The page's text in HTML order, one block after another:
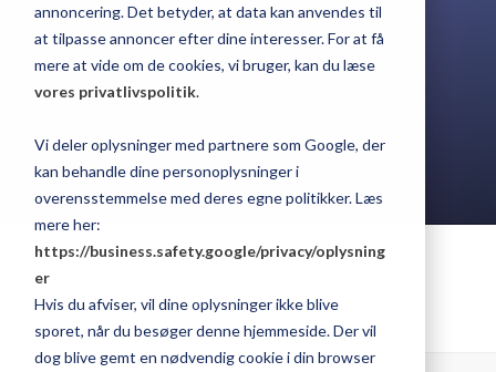
annoncering. Det betyder, at data kan anvendes til
at tilpasse annoncer efter dine interesser. For at få
mere at vide om de cookies, vi bruger, kan du læse
vores privatlivspolitik.
Vi deler oplysninger med partnere som Google, der
kan behandle dine personoplysninger i
overensstemmelse med deres egne politikker. Læs
mere her:
https://business.safety.google/privacy/oplysning
er
Hvis du afviser, vil dine oplysninger ikke blive
sporet, når du besøger denne hjemmeside. Der vil
dog blive gemt en nødvendig cookie i din browser